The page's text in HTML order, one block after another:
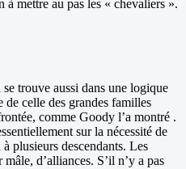
à mettre au pas les « chevaliers ».
trouve aussi dans une logique
celle des grandes familles
comme Goody l’a montré .
sur la nécessité de
plusieurs descendants. Les
d’alliances. S’il n’y a pas